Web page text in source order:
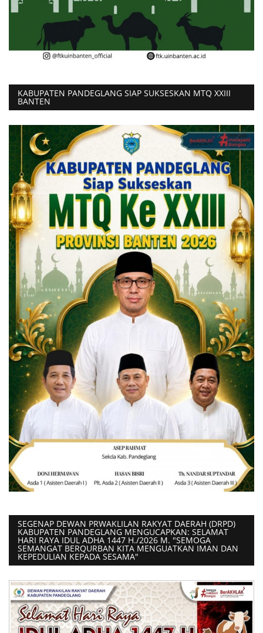
KABUPATEN PANDEGLANG SIAP SUKSESKAN MTQ XXIII
BANTEN
SEGENAP DEWAN PRWAKLILAN RAKYAT DAERAH (DRPD)
KABUPATEN PANDEGLANG MENGUCAPKAN: SELAMAT
HARI RAYA IDUL ADHA 1447 H./2026 M. "SEMOGA
SEMANGAT BERQURBAN KITA MENGUATKAN IMAN DAN
KEPEDULIAN KEPADA SESAMA"